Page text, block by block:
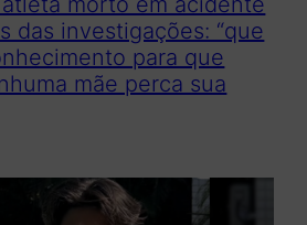
das investigações: “que
para que
mãe perca sua